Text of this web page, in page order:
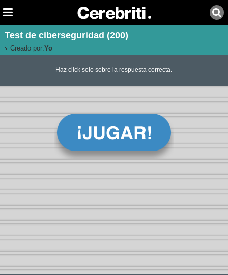
Test de ciberseguridad (200)
Creado por:Yo
Haz click solo sobre la respuesta correcta.